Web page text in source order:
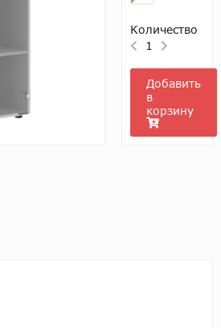
Количество
1
Добавить
в
корзину